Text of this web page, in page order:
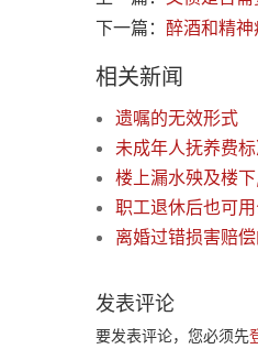
下一篇： 醉酒和精
相关新闻
遗嘱的无效形式
未成年人抚养费标
楼上漏水殃及楼
职工退休后也可
离婚过错损害赔
发表评论
要发表评论，您必须先